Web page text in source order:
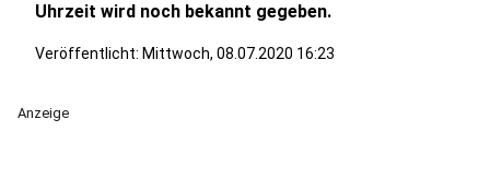
Uhrzeit wird noch bekannt gegeben.
Veröffentlicht: Mittwoch, 08.07.2020 16:23
Anzeige